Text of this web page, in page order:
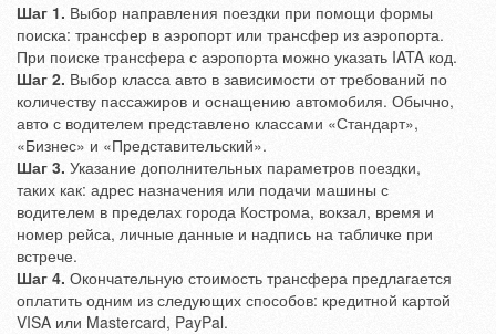
Шаг 1. Выбор направления поездки при помощи формы
поиска: трансфер в аэропорт или трансфер из аэропорта.
При поиске трансфера с аэропорта можно указать IATA код.
Шаг 2. Выбор класса авто в зависимости от требований по
количеству пассажиров и оснащению автомобиля. Обычно,
авто с водителем представлено классами «Стандарт»,
«Бизнес» и «Представительский».
Шаг 3. Указание дополнительных параметров поездки,
таких как: адрес назначения или подачи машины с
водителем в пределах города Кострома, вокзал, время и
номер рейса, личные данные и надпись на табличке при
встрече.
Шаг 4. Окончательную стоимость трансфера предлагается
оплатить одним из следующих способов: кредитной картой
VISA или Mastercard, PayPal.